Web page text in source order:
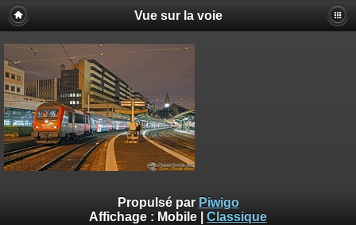
Vue sur la voie
Propulsé par Piwigo
Affichage : Mobile Classique